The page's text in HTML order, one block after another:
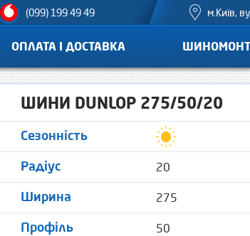
(099) 199 49 49 м.Київ,
ОПЛАТА І ДОСТАВКА
ШИНИ DUNLOP 275/50/20
Сезонність
Радіус 20
Ширина 275
Профіль 50